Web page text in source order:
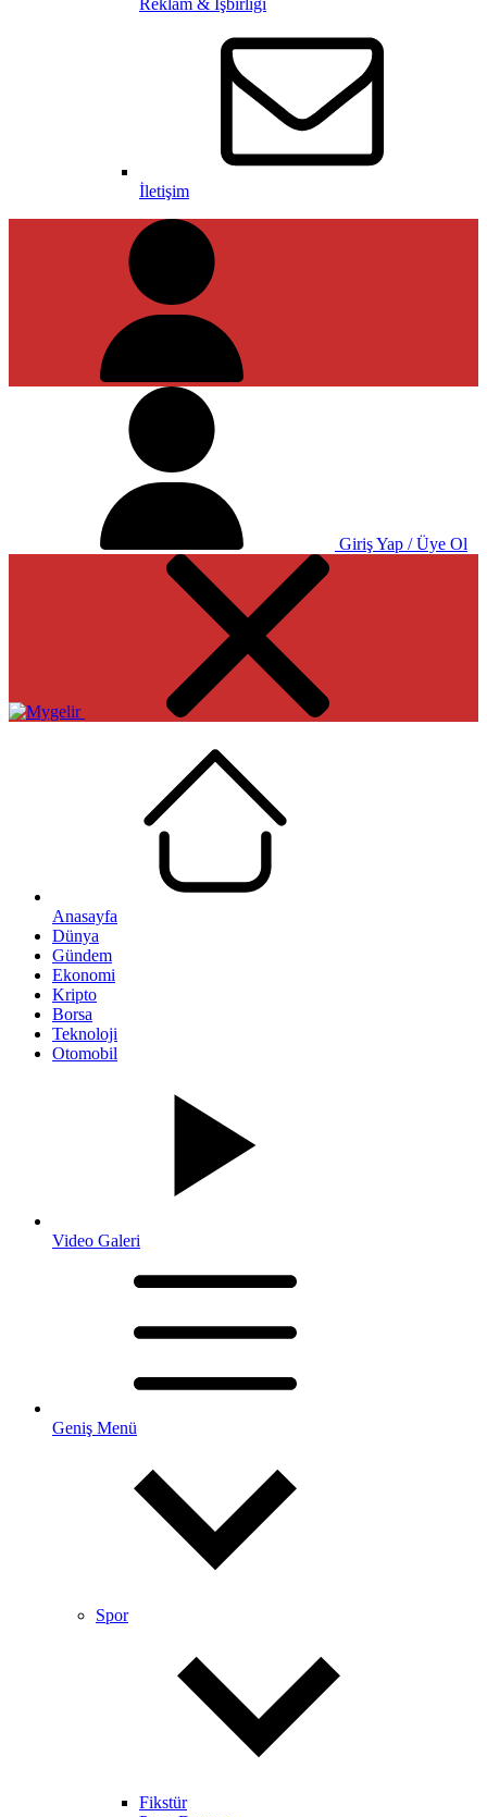
Reklam & İşbirliği
İletişim
Giriş Yap / Üye Ol
Anasayfa
Dünya
Gündem
Ekonomi
Kripto
Borsa
Teknoloji
Otomobil
Video Galeri
Geniş Menü
Spor
Fikstür